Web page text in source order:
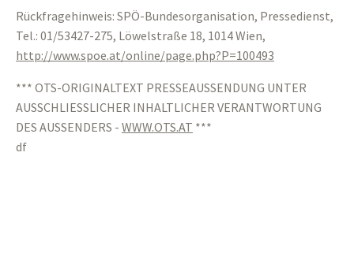
Rückfragehinweis: SPÖ-Bundesorganisation, Pressedienst,
Tel.: 01/53427-275, Löwelstraße 18, 1014 Wien,
http://www.spoe.at/online/page.php?P=100493
*** OTS-ORIGINALTEXT PRESSEAUSSENDUNG UNTER
AUSSCHLIESSLICHER INHALTLICHER VERANTWORTUNG
DES AUSSENDERS - WWW.OTS.AT ***
df